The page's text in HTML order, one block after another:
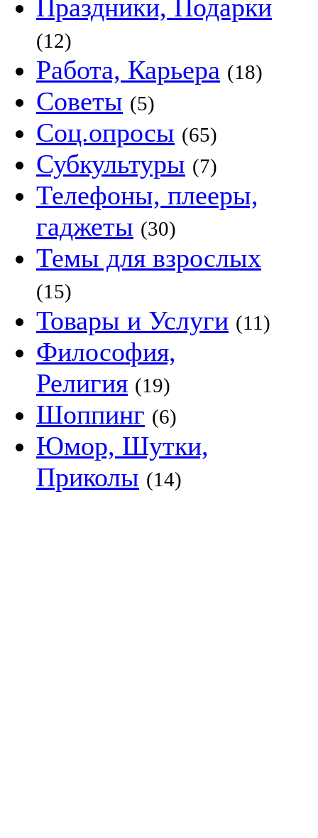
Праздники, Подарки
(12)
Работа, Карьера (18)
Советы (5)
Соц.опросы (65)
Субкультуры (7)
Телефоны, плееры,
гаджеты (30)
Темы для взрослых
(15)
Товары и Услуги (11)
Философия,
Религия (19)
Шоппинг (6)
Юмор, Шутки,
Приколы (14)